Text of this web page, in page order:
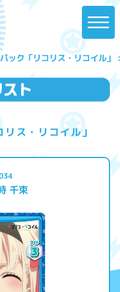
ック「リコリス・リコイル」
ス・リコイル」
千束